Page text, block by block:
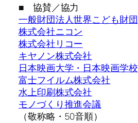
■ 協賛／協力
一般財団法人世界こども財団
株式会社ニコン
株式会社リコー
キヤノン株式会社
日本映画大学・日本映画学校
富士フイルム株式会社
水上印刷株式会社
モノづくり推進会議
（敬称略・50音順）